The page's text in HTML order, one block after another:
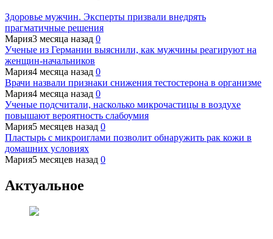
Здоровье мужчин. Эксперты призвали внедрять
прагматичные решения
Мария3 месяца назад 0
Ученые из Германии выяснили, как мужчины реагируют на
женщин-начальников
Мария4 месяца назад 0
Врачи назвали признаки снижения тестостерона в организме
Мария4 месяца назад 0
Ученые подсчитали, насколько микрочастицы в воздухе
повышают вероятность слабоумия
Мария5 месяцев назад 0
Пластырь с микроиглами позволит обнаружить рак кожи в
домашних условиях
Мария5 месяцев назад 0
Актуальное